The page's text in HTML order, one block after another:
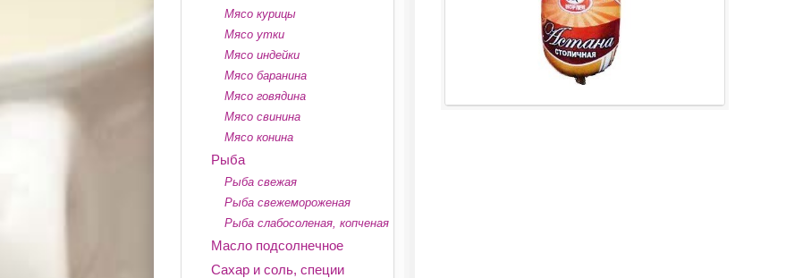
Мясо курицы
Мясо утки
Мясо индейки
Мясо баранина
Мясо говядина
Мясо свинина
Мясо конина
Рыба
Рыба свежая
Рыба свежемороженая
Рыба слабосоленая, копченая
Масло подсолнечное
Сахар и соль, специи